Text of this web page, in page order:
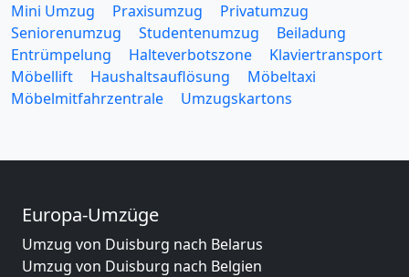
Mini Umzug
Praxisumzug
Privatumzug
Seniorenumzug
Studentenumzug
Beiladung
Entrümpelung
Halteverbotszone
Klaviertransport
Möbellift
Haushaltsauflösung
Möbeltaxi
Möbelmitfahrzentrale
Umzugskartons
Europa-Umzüge
Umzug von Duisburg nach Belarus
Umzug von Duisburg nach Belgien